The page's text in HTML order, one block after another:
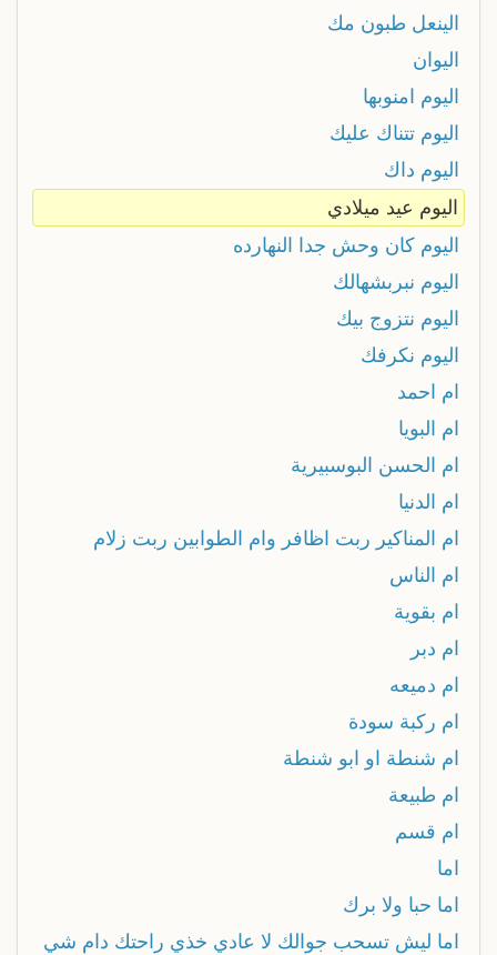
الينعل طبون مك
اليوان
اليوم امنوبها
اليوم تتناك عليك
اليوم داك
اليوم عيد ميلادي
اليوم كان وحش جدا النهارده
اليوم نبربشهالك
اليوم نتزوج بيك
اليوم نكرفك
ام احمد
ام البويا
ام الحسن البوسبيرية
ام الدنيا
ام المناكير ربت اظافر وام الطوابين ربت زلام
ام الناس
ام بقوية
ام دبر
ام دميعه
ام ركبة سودة
ام شنطة او ابو شنطة
ام طبيعة
ام قسم
اما
اما حبا ولا برك
اما ليش تسحب جوالك لا عادي خذي راحتك دام شي